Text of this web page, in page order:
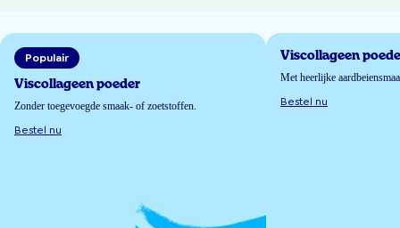
Populair
Viscollageen poeder
Zonder toegevoegde smaak- of zoetstoffen.
Bestel nu
Viscollageen
Met heerlijke
Bestel nu